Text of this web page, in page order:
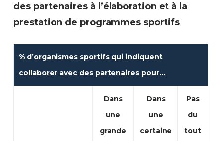
des partenaires à l’élaboration et à la
prestation de programmes sportifs
% d’organismes sportifs qui indiquent
collaborer avec des partenaires pour…
Dans
une
grande
Dans
une
certaine
Pas
du
tout